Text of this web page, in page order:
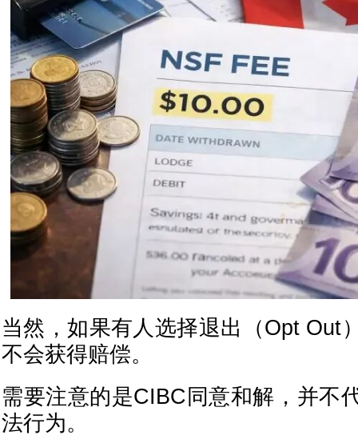
当然，如果有人选择退出（Opt Out
不会获得赔偿。
需要注意的是CIBC同意和解，并不
法行为。